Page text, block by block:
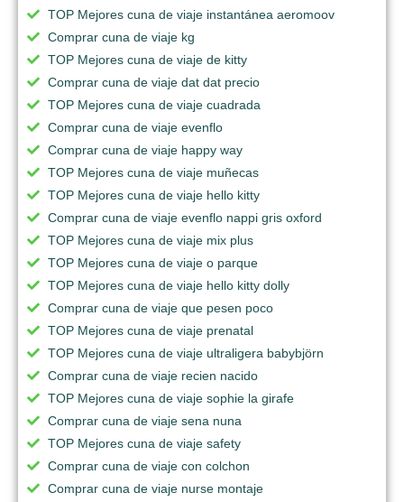
TOP Mejores cuna de viaje instantánea aeromoov
Comprar cuna de viaje kg
TOP Mejores cuna de viaje de kitty
Comprar cuna de viaje dat dat precio
TOP Mejores cuna de viaje cuadrada
Comprar cuna de viaje evenflo
Comprar cuna de viaje happy way
TOP Mejores cuna de viaje muñecas
TOP Mejores cuna de viaje hello kitty
Comprar cuna de viaje evenflo nappi gris oxford
TOP Mejores cuna de viaje mix plus
TOP Mejores cuna de viaje o parque
TOP Mejores cuna de viaje hello kitty dolly
Comprar cuna de viaje que pesen poco
TOP Mejores cuna de viaje prenatal
TOP Mejores cuna de viaje ultraligera babybjörn
Comprar cuna de viaje recien nacido
TOP Mejores cuna de viaje sophie la girafe
Comprar cuna de viaje sena nuna
TOP Mejores cuna de viaje safety
Comprar cuna de viaje con colchon
Comprar cuna de viaje nurse montaje